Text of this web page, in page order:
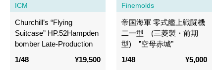
ICM
Churchill’s “Flying
Suitcase” HP.52Hampden
bomber Late-Production
1/48
¥19,500
Finemolds
帝国海軍 零式艦上戦闘機
二一型 (三菱製・前期
型) ”空母赤城”
1/48
¥5,000